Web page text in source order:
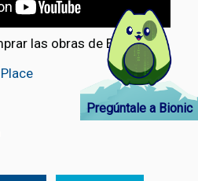
las obras de Eli Joteva:
Pregúntale a Bionic